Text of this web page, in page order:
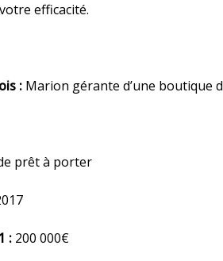
efficacité.
: Marion gérante d’une boutique
prêt à porter
: 200 000€